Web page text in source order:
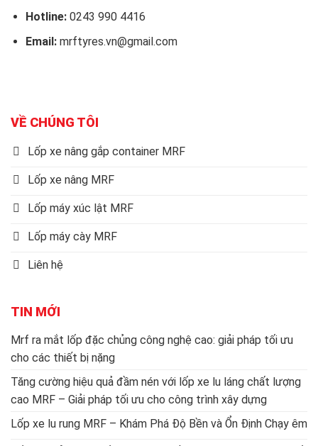
Hotline: 0243 990 4416
Email: mrftyres.vn@gmail.com
VỀ CHÚNG TÔI
Lốp xe nâng gắp container MRF
Lốp xe nâng MRF
Lốp máy xúc lật MRF
Lốp máy cày MRF
Liên hệ
TIN MỚI
Mrf ra mắt lốp đặc chủng công nghệ cao: giải pháp tối ưu
cho các thiết bị nặng
Tăng cường hiệu quả đầm nén với lốp xe lu láng chất lượng
cao MRF – Giải pháp tối ưu cho công trình xây dựng
Lốp xe lu rung MRF – Khám Phá Độ Bền và Ổn Định Chạy êm